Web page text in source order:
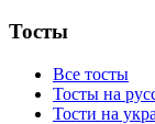
Тосты
Все тосты
Тосты на
Тости на